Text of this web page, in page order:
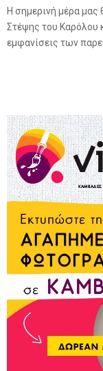
Η σημερινή μέρα μας
Στέψης του Καρόλου
εμφανίσεις των